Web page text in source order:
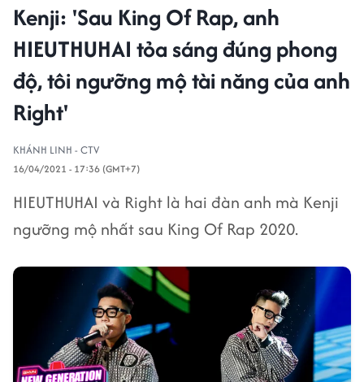
Kenji: 'Sau King Of Rap, anh
HIEUTHUHAI tỏa sáng đúng phong
độ, tôi ngưỡng mộ tài năng của anh
Right'
KHÁNH LINH - CTV
16/04/2021 - 17:36 (GMT+7)
HIEUTHUHAI và Right là hai đàn anh mà Kenji
ngưỡng mộ nhất sau King Of Rap 2020.